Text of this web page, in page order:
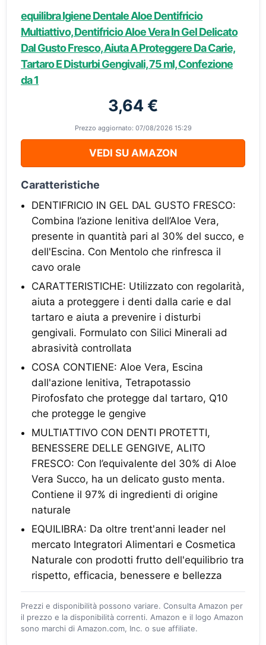
equilibra Igiene Dentale Aloe Dentifricio
Multiattivo, Dentifricio Aloe Vera In Gel Delicato
Dal Gusto Fresco, Aiuta A Proteggere Da Carie,
Tartaro E Disturbi Gengivali, 75 ml, Confezione
da 1
3,64 €
Prezzo aggiornato: 07/08/2026 15:29
VEDI SU AMAZON
Caratteristiche
DENTIFRICIO IN GEL DAL GUSTO FRESCO:
Combina l’azione lenitiva dell’Aloe Vera,
presente in quantità pari al 30% del succo, e
dell'Escina. Con Mentolo che rinfresca il
cavo orale
CARATTERISTICHE: Utilizzato con regolarità,
aiuta a proteggere i denti dalla carie e dal
tartaro e aiuta a prevenire i disturbi
gengivali. Formulato con Silici Minerali ad
abrasività controllata
COSA CONTIENE: Aloe Vera, Escina
dall'azione lenitiva, Tetrapotassio
Pirofosfato che protegge dal tartaro, Q10
che protegge le gengive
MULTIATTIVO CON DENTI PROTETTI,
BENESSERE DELLE GENGIVE, ALITO
FRESCO: Con l’equivalente del 30% di Aloe
Vera Succo, ha un delicato gusto menta.
Contiene il 97% di ingredienti di origine
naturale
EQUILIBRA: Da oltre trent'anni leader nel
mercato Integratori Alimentari e Cosmetica
Naturale con prodotti frutto dell'equilibrio tra
rispetto, efficacia, benessere e bellezza
Prezzi e disponibilità possono variare. Consulta Amazon per
il prezzo e la disponibilità correnti. Amazon e il logo Amazon
sono marchi di Amazon.com, Inc. o sue affiliate.